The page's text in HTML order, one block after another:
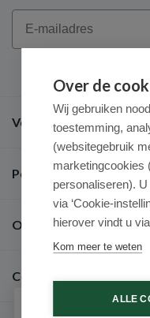
Email
Veel gestelde vragen
Populaire merken
Over ons
Contact
Over de
Wij gebruiken
toestemming,
(websitegebruik
marketingcookies
personaliseren).
via ‘Cookie-
hierover vindt u
Kom meer te weten
ALLE